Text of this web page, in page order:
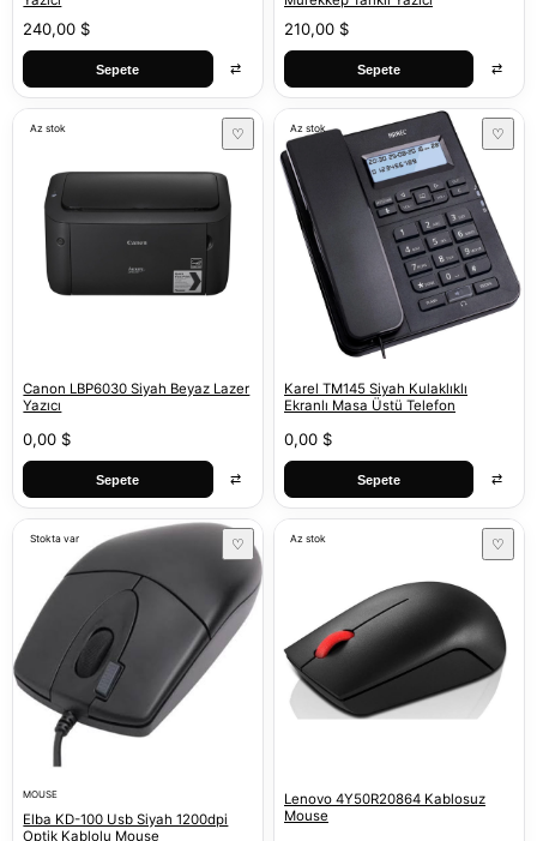
240,00 $
Sepete ⇄
210,00 $
Sepete ⇄
Az stok ♡
Canon LBP6030 Siyah Beyaz Lazer
Yazıcı
0,00 $
Sepete ⇄
Az stok ♡
Karel TM145 Siyah Kulaklıklı
Ekranlı Masa Üstü Telefon
0,00 $
Sepete ⇄
Stokta var ♡
MOUSE
Elba KD-100 Usb Siyah 1200dpi
Optik Kablolu Mouse
Az stok ♡
Lenovo 4Y50R20864 Kablosuz
Mouse